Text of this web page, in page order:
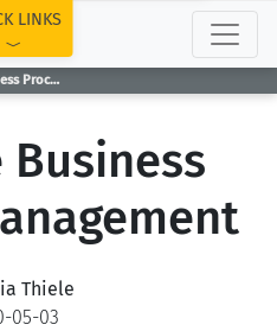
Effective Business Process Management
LINKS
Thiele
05-03